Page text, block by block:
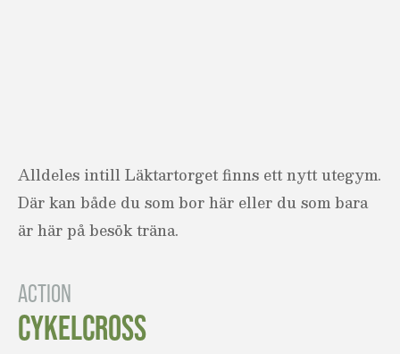
Alldeles intill Läktartorget finns ett nytt utegym.
Där kan både du som bor här eller du som bara
är här på besök träna.
ACTION
CYKELCROSS